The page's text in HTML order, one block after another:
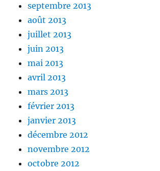
septembre 2013
août 2013
juillet 2013
juin 2013
mai 2013
avril 2013
mars 2013
février 2013
janvier 2013
décembre 2012
novembre 2012
octobre 2012